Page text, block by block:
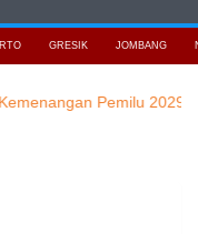
GRESIK JOMBANG
Pemilu 2029, DPD